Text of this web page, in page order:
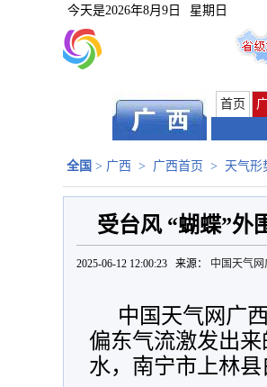
今天是2026年8月9日 星期日
首页
全国 > 广西 > 广西首页 > 天气形
受台风 “蝴蝶”外
2025-06-12 12:00:23 来源： 中国天气
中国天气网广
偏东气流激发出
水，南宁市上林